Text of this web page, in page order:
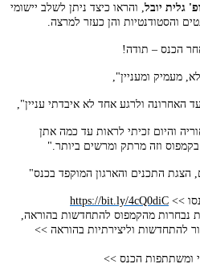
גלית יובל , והראו כיצד ניתן לשלב יישומי
הכנס – תודה!
מעמיק ומעניין",
האחרונה ולרגע אחד לא איבדתי עניין",
והיום זכיתי לראות עד כמה אתן
וזה מרתק ומרשים ביותר."
הצגת התכנים והארגון המוקפד בכנס"
>>
https://bit.ly/4cQ0diC
נבחרות מהקמפוס להתחדשות בהוראה,
ומשתתפות הכנס >>